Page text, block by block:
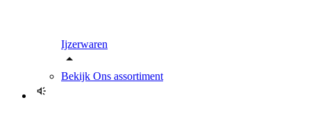
Ijzerwaren
Bekijk Ons assortiment